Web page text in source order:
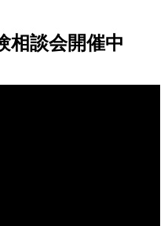
相談会開催中